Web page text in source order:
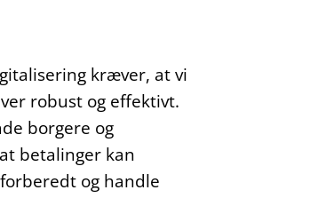
kræver, at vi
robust og effektivt.
borgere og
betalinger kan
og handle